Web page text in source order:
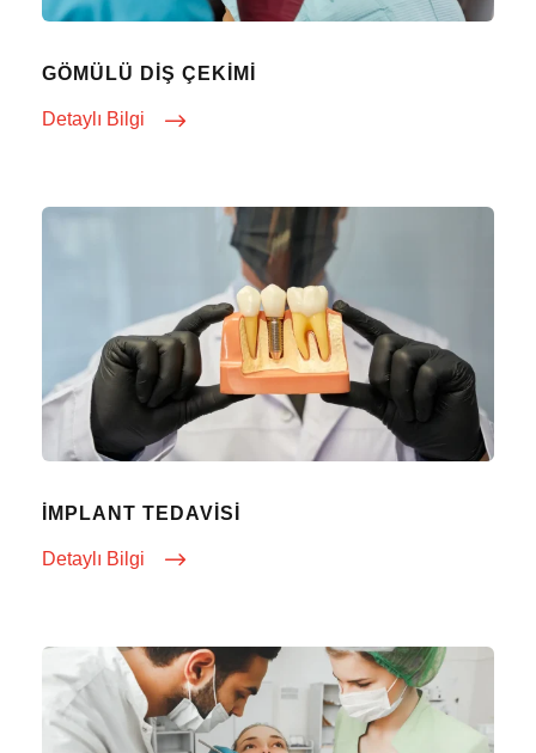
GÖMÜLÜ DIŞ ÇEKIMI
Detaylı Bilgi
İMPLANT TEDAVISI
Detaylı Bilgi